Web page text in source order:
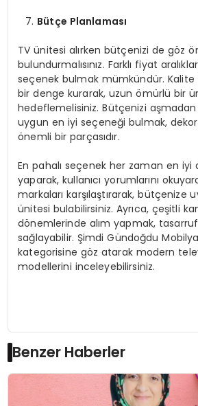
Bütçe Planlaması
TV ünitesi alırken bütçenizi de göz
bulundurmalısınız. Farklı fiyat
seçenek bulmak mümkündür. Kalite
bir denge kurarak, uzun ömürlü bir
hedeflemelisiniz. Bütçenizi aşmadan
uygun en iyi seçeneği bulmak,
önemli bir parçasıdır.
En pahalı seçenek her zaman en iyi
yaparak, kullanıcı yorumlarını
markaları karşılaştırarak, bütçenize
ünitesi bulabilirsiniz. Ayrıca, çeşitli
dönemlerinde alım yapmak,
sağlayabilir. Şimdi Gündoğdu
kategorisine göz atarak modern
modellerini inceleyebilirsiniz.
Benzer Haberler